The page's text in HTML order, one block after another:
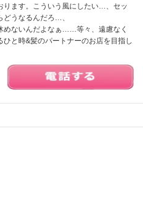
ります。こういう風にしたい…、セッ
どうなるんだろ…、
めないんだよなぁ……等々、遠慮なく
と時&髪のパートナーのお店を目指し